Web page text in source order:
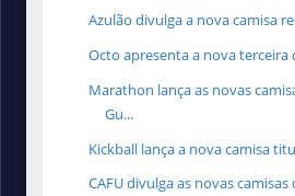
Azulão divulga a nova camisa
Octo apresenta a nova terceira
Marathon lança as novas
Gu...
Kickball lança a nova camisa
CAFU divulga as novas